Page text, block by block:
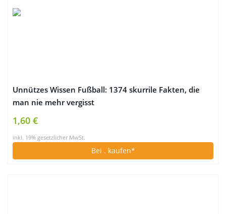
Unnützes Wissen Fußball: 1374 skurrile Fakten, die
man nie mehr vergisst
1,60 €
inkl. 19% gesetzlicher MwSt.
Bei . kaufen*